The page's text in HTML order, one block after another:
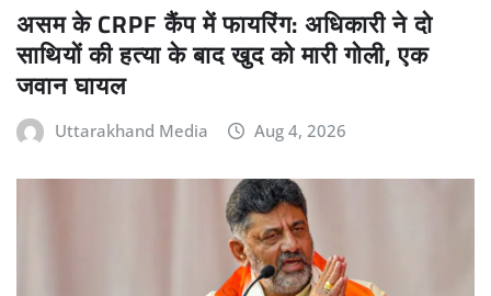
असम के CRPF कैंप में फायरिंग: अधिकारी ने दो
साथियों की हत्या के बाद खुद को मारी गोली, एक
जवान घायल
Uttarakhand Media Aug 4, 2026